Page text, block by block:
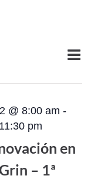
de
Eventos
Buscar
vistas
Día
@ 8:00 am -
pm
en
– 1ª